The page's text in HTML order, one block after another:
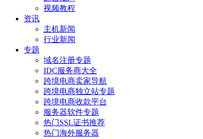
视频教程
资讯
主机新闻
行业新闻
专题
域名注册专题
IDC服务商大全
跨境电商卖家导航
跨境电商独立站专题
跨境电商收款平台
服务器软件专题
热门SSL证书推荐
热门海外服务器